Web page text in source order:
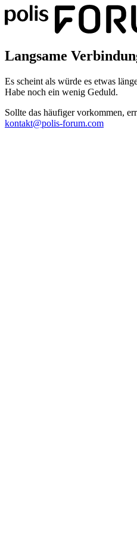
Langsame
Es scheint als würde es etwas
Habe noch ein wenig Geduld.
Sollte das häufiger vorkommen,
kontakt@polis-forum.com